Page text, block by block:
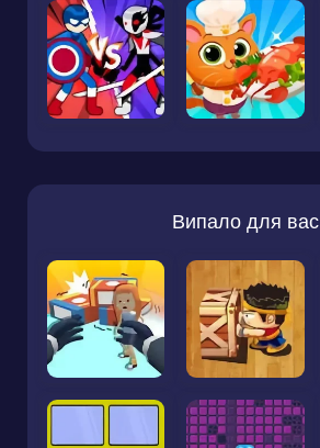
Випало для вас